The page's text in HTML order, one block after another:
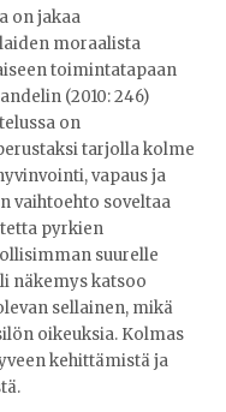
on jakaa
moraalista
toimintatapaan
(2010: 246)
on
tarjolla kolme
vapaus ja
vaihtoehto soveltaa
pyrkien
suurelle
näkemys katsoo
sellainen, mikä
oikeuksia. Kolmas
kehittämistä ja